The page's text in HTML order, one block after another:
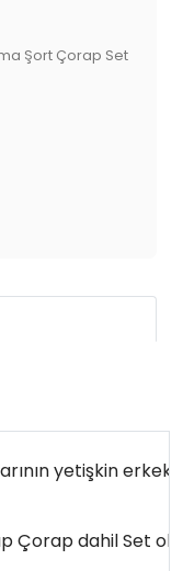
Şort Çorap Set
yetişkin
Çorap dahil Set